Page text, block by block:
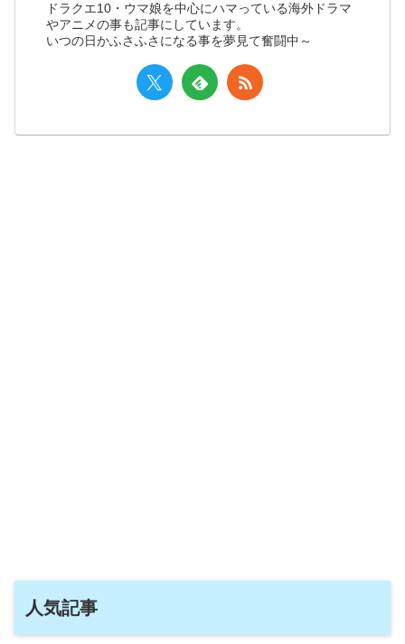
ドラクエ10・ウマ娘を中心にハマっている海外ドラマ
やアニメの事も記事にしています。
いつの日かふさふさになる事を夢見て奮闘中～
人気記事